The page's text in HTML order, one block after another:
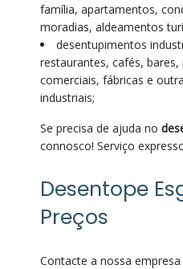
família, apartamentos,
moradias, aldeamentos
desentupimentos
restaurantes, cafés,
comerciais, fábricas e
industriais;
Se precisa de ajuda no
connosco! Serviço
Desentope
Preços
Contacte a nossa